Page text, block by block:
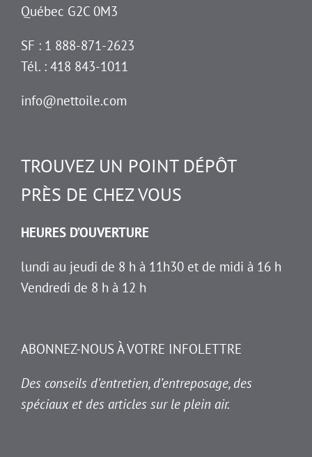
Québec G2C 0M3
SF : 1 888-871-2623
Tél. : 418 843-1011
info@nettoile.com
TROUVEZ UN POINT DÉPÔT
PRÈS DE CHEZ VOUS
HEURES D’OUVERTURE
lundi au jeudi de 8 h à 11h30 et de midi à 16 h
Vendredi de 8 h à 12 h
ABONNEZ-NOUS À VOTRE INFOLETTRE
Des conseils d’entretien, d’entreposage, des
spéciaux et des articles sur le plein air.